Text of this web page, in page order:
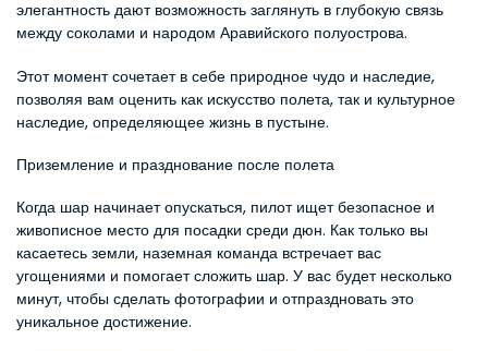
элегантность дают возможность заглянуть в глубокую связь
между соколами и народом Аравийского полуострова.
Этот момент сочетает в себе природное чудо и наследие,
позволяя вам оценить как искусство полета, так и культурное
наследие, определяющее жизнь в пустыне.
Приземление и празднование после полета
Когда шар начинает опускаться, пилот ищет безопасное и
живописное место для посадки среди дюн. Как только вы
касаетесь земли, наземная команда встречает вас
угощениями и помогает сложить шар. У вас будет несколько
минут, чтобы сделать фотографии и отпраздновать это
уникальное достижение.